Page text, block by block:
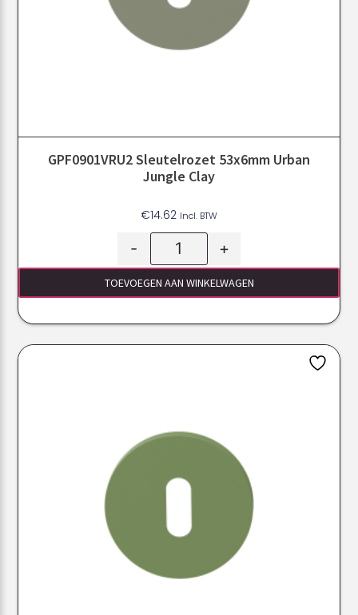
GPF0901VRU2 Sleutelrozet 53x6mm Urban
Jungle Clay
€14.62 Incl. BTW
- +
TOEVOEGEN AAN WINKELWAGEN